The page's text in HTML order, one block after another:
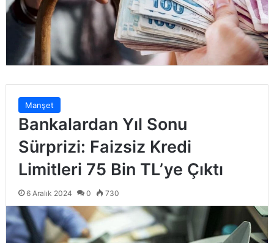
Manşet
Bankalardan Yıl Sonu
Sürprizi: Faizsiz Kredi
Limitleri 75 Bin TL’ye Çıktı
6 Aralık 2024 0 730